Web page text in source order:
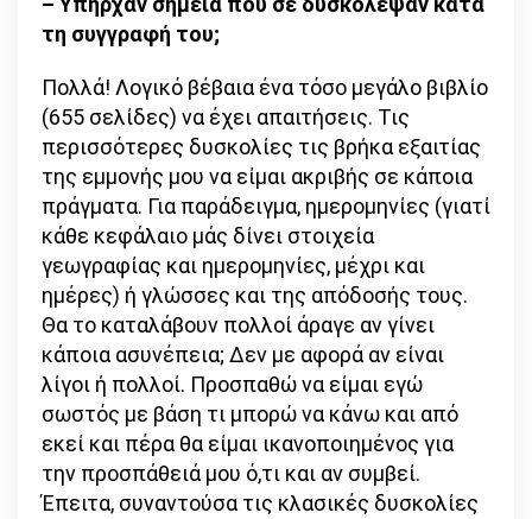
τη συγγραφή του;
Πολλά! Λογικό βέβαια ένα τόσο μεγάλο βιβλίο
(655 σελίδες) να έχει απαιτήσεις. Τις
περισσότερες δυσκολίες τις βρήκα εξαιτίας
της εμμονής μου να είμαι ακριβής σε κάποια
πράγματα. Για παράδειγμα, ημερομηνίες (γιατί
κάθε κεφάλαιο μάς δίνει στοιχεία
γεωγραφίας και ημερομηνίες, μέχρι και
ημέρες) ή γλώσσες και της απόδοσής τους.
Θα το καταλάβουν πολλοί άραγε αν γίνει
κάποια ασυνέπεια; Δεν με αφορά αν είναι
λίγοι ή πολλοί. Προσπαθώ να είμαι εγώ
σωστός με βάση τι μπορώ να κάνω και από
εκεί και πέρα θα είμαι ικανοποιημένος για
την προσπάθειά μου ό,τι και αν συμβεί.
Έπειτα, συναντούσα τις κλασικές δυσκολίες